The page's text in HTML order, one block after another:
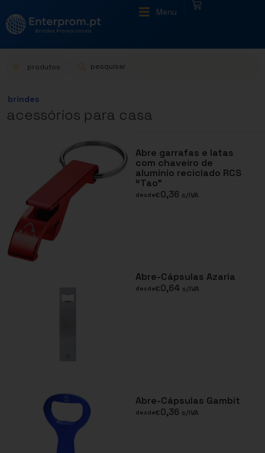
Menu
produtos
brindes
acessórios para casa
Abre garrafas e latas
com chaveiro de
alumínio reciclado RCS
“Tao”
desde€0,36 s/IVA
Abre-Cápsulas Azaria
desde€0,64 s/IVA
Abre-Cápsulas Gambit
desde€0,36 s/IVA